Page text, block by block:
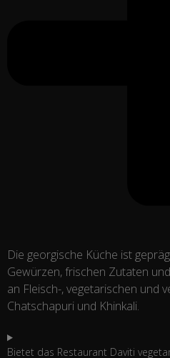
Die georgische Küche ist
Gewürzen, frischen Zutaten
an Fleisch-, vegetarischen und
Chatschapuri und Khinkali.​
Bietet das Restaurant Daviti